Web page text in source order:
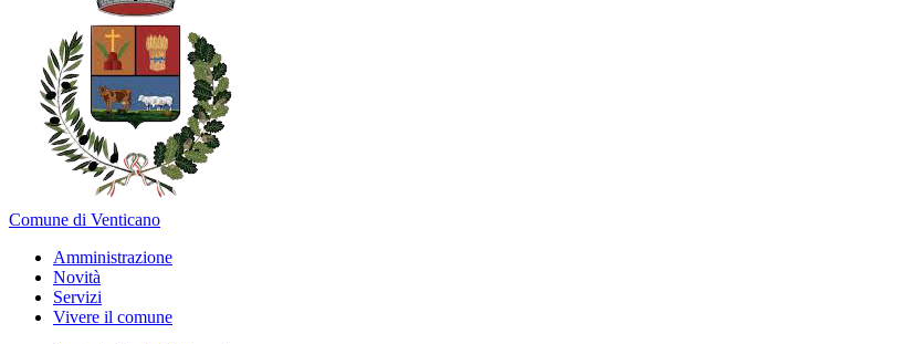
Comune di Venticano
Amministrazione
Novità
Servizi
Vivere il comune